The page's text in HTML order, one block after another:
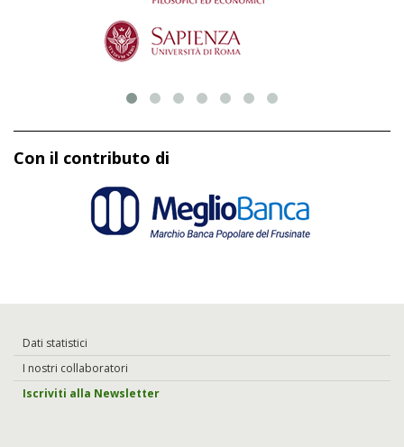
Con il contributo di
Dati statistici
I nostri collaboratori
Iscriviti alla Newsletter